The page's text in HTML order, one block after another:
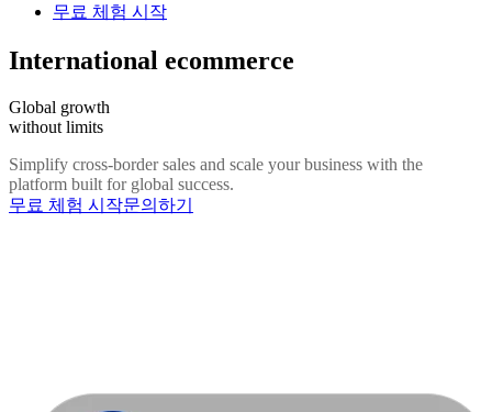
무료 체험 시작
International ecommerce
Global growth
without limits
Simplify cross-border sales and scale your business with the
platform built for global success.
무료 체험 시작문의하기